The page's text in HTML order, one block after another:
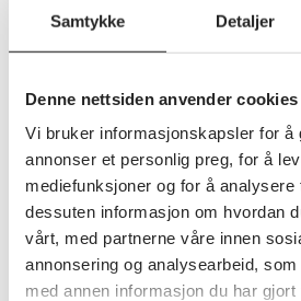
Samtykke Detaljer
Denne nettsiden anvender cookies
Vi bruker informasjonskapsler for å
annonser et personlig preg, for å
mediefunksjoner og for å
dessuten informasjon om hvordan
vårt, med partnerne våre innen
annonsering og analysearbeid,
med annen informasjon du har
Nokså mange har også utført
Færre oppgir å ha utført frivillig
livssyn (11 %).
Under 10 prosent oppgir å ha
pensjonistforening,
frivillige organisasjoner, lag og
25 prosent svarer at de kunne
tid på frivillig arbeid.